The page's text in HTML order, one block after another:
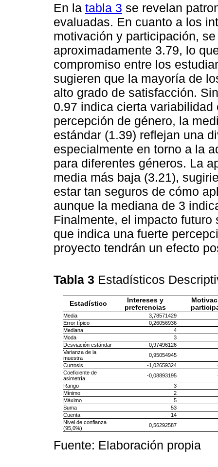
En la tabla 3 se revelan
evaluadas. En cuanto a los
motivación y participación,
aproximadamente 3.79, lo
compromiso entre los
sugieren que la mayoría de
alto grado de satisfacción.
0.97 indica cierta
percepción de género, la
estándar (1.39) reflejan una
especialmente en torno a la
para diferentes géneros. La
media más baja (3.21),
estar tan seguros de cómo
aunque la mediana de 3
Finalmente, el impacto
que indica una fuerte
proyecto tendrán un efecto
Tabla 3 Estadísticos
Estadístico
Intereses y
preferencias
Media
3,78571429
Error típico
0,26056936
Mediana
4
Moda
3
Desviación estándar
0,97496126
Varianza de la
muestra
0,95054945
Curtosis
-1,02659324
Coeficiente de
asimetría
-0,08893195
Rango
3
Mínimo
2
Máximo
5
Suma
53
Cuenta
14
Nivel de confianza
(95,0%)
0,56292587
Fuente: Elaboración propia